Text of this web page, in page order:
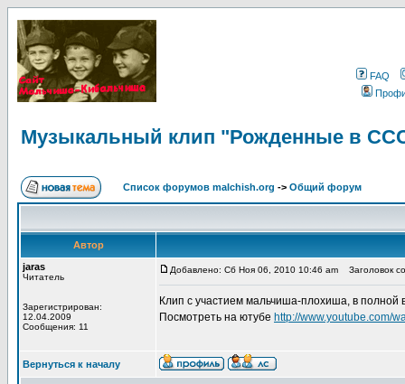
FAQ
Музыкальный клип "Рожденные в
Список форумов malchish.org -> Общий форум
Автор
jaras
Читатель
Зарегистрирован:
12.04.2009
Сообщения: 11
Добавлено: Сб Ноя 06, 2010 10:46 am Заголовок
Клип с участием мальчиша-плохиша, в полной
Посмотреть на ютубе http://www.youtube.com/
Вернуться к началу